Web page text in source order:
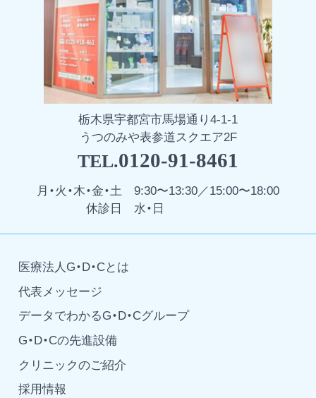
栃木県宇都宮市馬場通り4-1-1
うつのみや表参道スクエア2F
TEL.0120-91-8461
月・火・木・金・土
9:30〜13:30／15:00〜18:00
休診日
水・日
医療法人G・D・Cとは
代表メッセージ
データでわかるG・D・Cグループ
G・D・Cの先進設備
クリニックのご紹介
採用情報